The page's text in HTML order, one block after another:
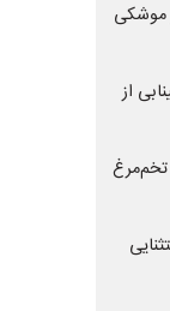
موشکی
از
تخم‌مرغ